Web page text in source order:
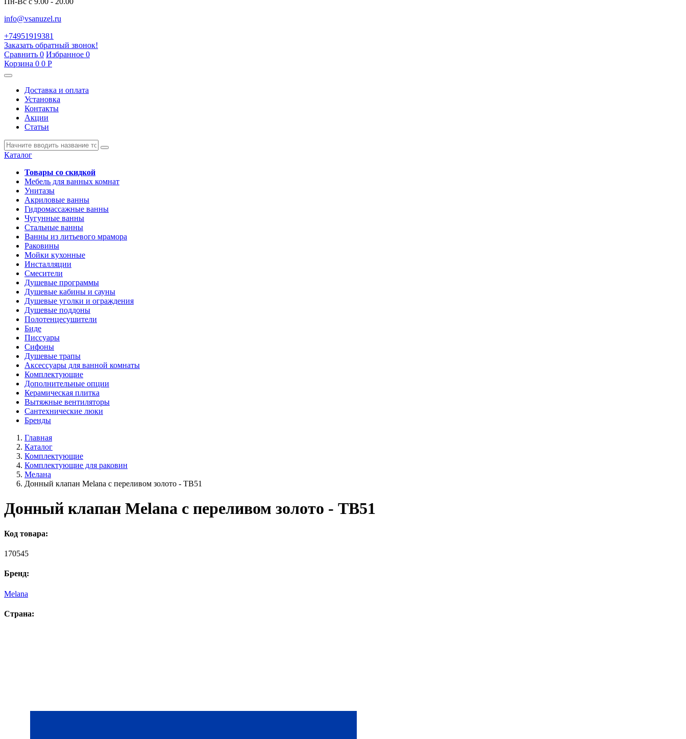
info@vsanuzel.ru
+74951919381
Заказать обратный звонок!
Сравнить 0 Избранное 0
Корзина 0 0 Р
Доставка и оплата
Установка
Контакты
Акции
Статьи
Каталог
Товары со скидкой
Мебель для ванных комнат
Унитазы
Акриловые ванны
Гидромассажные ванны
Чугунные ванны
Стальные ванны
Ванны из литьевого мрамора
Раковины
Мойки кухонные
Инсталляции
Смесители
Душевые программы
Душевые кабины и сауны
Душевые уголки и ограждения
Душевые поддоны
Полотенцесушители
Биде
Писсуары
Сифоны
Душевые трапы
Аксессуары для ванной комнаты
Комплектующие
Дополнительные опции
Керамическая плитка
Вытяжные вентиляторы
Сантехнические люки
Бренды
Главная
Каталог
Комплектующие
Комплектующие для раковин
Мелана
Донный клапан Melana с переливом золото - TB51
Донный клапан Melana с переливом золото - TB51
Код товара:
170545
Бренд:
Melana
Страна: